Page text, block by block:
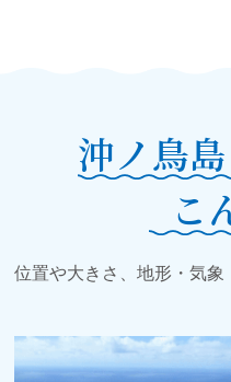
2024年03月27日
スペシャルインタビュー
（山階鳥類研究所 小林様
2024年03月15日
配信は終了しました。情報
沖ノ鳥
こ
位置や大きさ、地形・気象